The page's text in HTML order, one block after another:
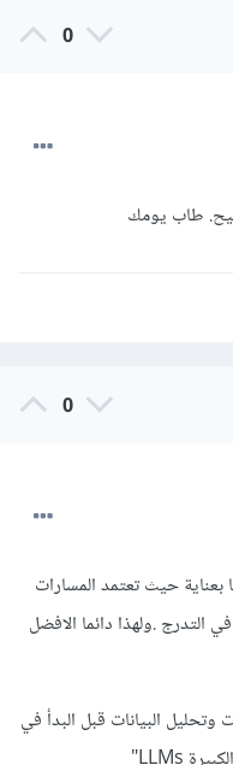
0
طاب يومك
0
بعناية حيث تعتمد المسارات
.ولهذا دائما الافضل
وتحليل البيانات قبل البدأ في